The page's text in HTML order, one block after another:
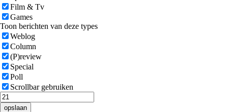
Film & Tv
Games
Toon berichten van deze types
Weblog
Column
(P)review
Special
Poll
Scrollbar gebruiken
opslaan